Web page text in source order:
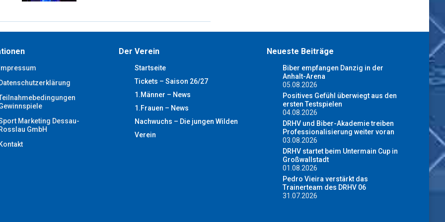
Marketing Dessau-
GmbH
Der Verein
Startseite
Tickets – Saison 26/27
1.Männer – News
1.Frauen – News
Nachwuchs – Die jungen Wilden
Verein
Neueste Beiträge
Biber empfangen Danzig in der
Anhalt-Arena
05.08.2026
Positives Gefühl überwiegt aus den
ersten Testspielen
04.08.2026
DRHV und Biber-Akademie treiben
Professionalisierung weiter voran
03.08.2026
DRHV startet beim Untermain Cup in
Großwallstadt
01.08.2026
Pedro Vieira verstärkt das
Trainerteam des DRHV 06
31.07.2026